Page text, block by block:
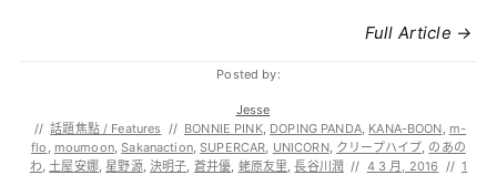
Full Article →
Posted by:
Jesse
// 話題焦點 / Features // BONNIE PINK, DOPING PANDA, KANA-BOON, m-
flo , moumoon,Sakanaction,SUPERCAR, UNICORN, クリープハイプ, のあの
わ, 土屋安娜,星野源,決明子, 蒼井優, 蛯原友里,長谷川潤 // 4 3 月, 2016 // 1